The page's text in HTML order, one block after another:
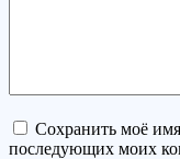
Сохранить моё
последующих моих